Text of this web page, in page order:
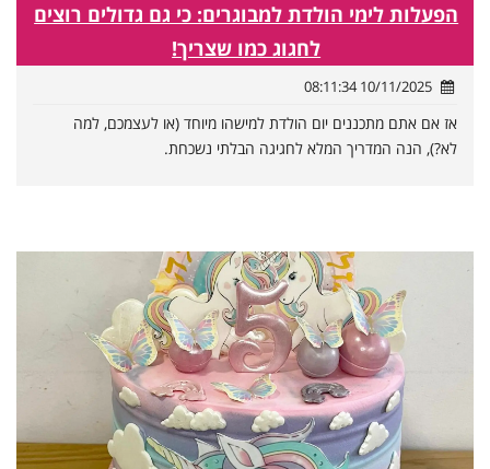
הפעלות לימי הולדת למבוגרים: כי גם גדולים רוצים
לחגוג כמו שצריך!
10/11/2025 08:11:34
אז אם אתם מתכננים יום הולדת למישהו מיוחד (או לעצמכם, למה
לא?), הנה המדריך המלא לחגיגה הבלתי נשכחת.